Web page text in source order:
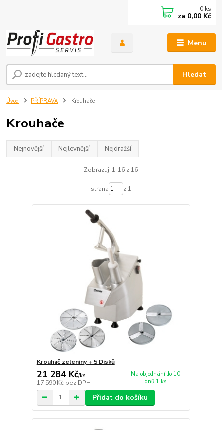
Menu
Hledat
0 ks
za 0,00 Kč
Úvod PŘÍPRAVA Krouhače
Krouhače
Nejnovější Nejlevnější Nejdražší
Zobrazuji 1-16 z 16
strana z 1
Krouhač zeleniny + 5 Disků
21 284 Kč/ks
17 590 Kč bez DPH
Na objednání do 10
dnů 1 ks
Přidat do košíku